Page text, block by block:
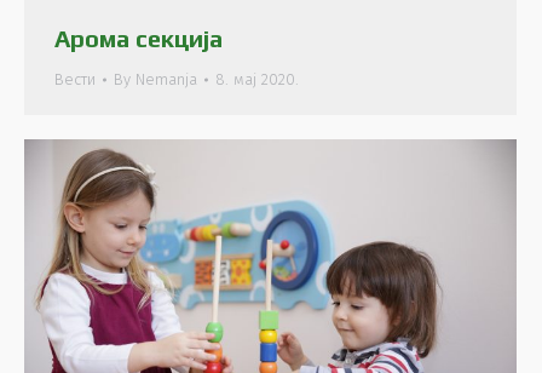
Арома секција
Вести By Nemanja 8. мај 2020.